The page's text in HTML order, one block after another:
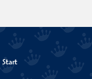
Start